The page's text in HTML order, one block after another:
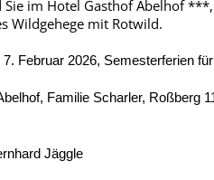
Sie im Hotel Gasthof Abelhof
Wildgehege mit Rotwild.
Februar 2026, Semesterferien
Familie Scharler, Roßberg
Jäggle